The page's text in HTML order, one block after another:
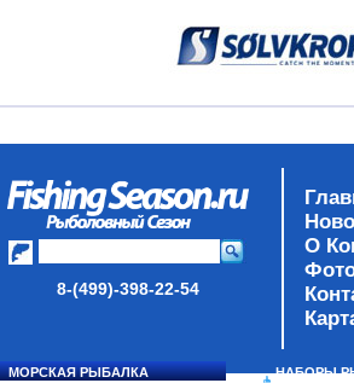
8-(499)-398-22-54
О
МОРСКАЯ РЫБАЛКА
НАБОРЫ